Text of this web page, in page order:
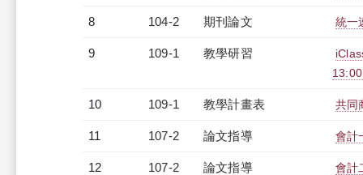
8 104-2 期刊論文 統一
9 109-1 教學研習
10 109-1 教學計畫表 共同
11 107-2 論文指導 會計
12 107-2 論文指導 會計